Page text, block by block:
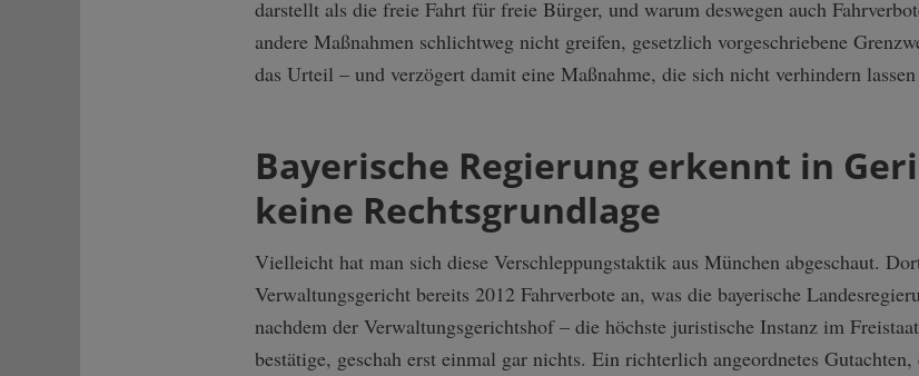
darstellt als die freie Fahrt für freie Bürger, und warum deswegen auch
andere Maßnahmen schlichtweg nicht greifen, gesetzlich vorgeschriebene
das Urteil – und verzögert damit eine Maßnahme, die sich nicht verhindern
Bayerische Regierung erkennt in
keine Rechtsgrundlage
Vielleicht hat man sich diese Verschleppungstaktik aus München abgeschaut.
Verwaltungsgericht bereits 2012 Fahrverbote an, was die bayerische
nachdem der Verwaltungsgerichtshof – die höchste juristische Instanz im
bestätige, geschah erst einmal gar nichts. Ein richterlich angeordnetes